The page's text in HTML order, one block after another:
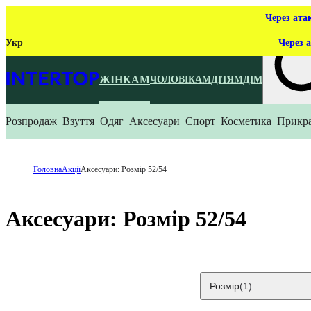
Через
Укр Через
ЖІНКАМЧОЛОВІКАМДІТЯМДІМ
Що ти
Розпродаж Взуття Одяг Аксесуари Спорт Косметика
ГоловнаАкціїАксесуари: Розмір 52/54
Аксесуари: Розмір 52/54
Розмір(1)